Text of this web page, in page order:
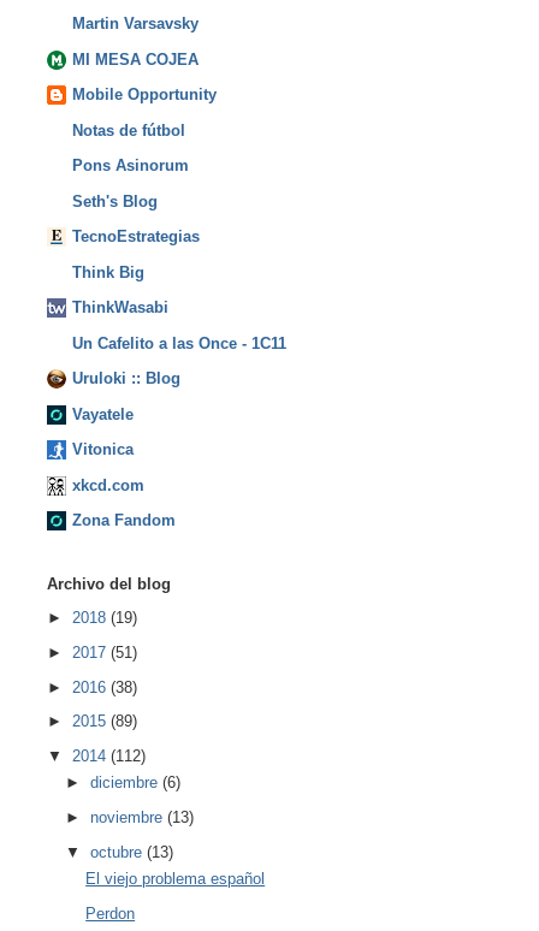
Martin Varsavsky
MI MESA COJEA
Mobile Opportunity
Notas de fútbol
Pons Asinorum
Seth's Blog
TecnoEstrategias
Think Big
ThinkWasabi
Un Cafelito a las Once - 1C11
Uruloki :: Blog
Vayatele
Vitonica
xkcd.com
Zona Fandom
Archivo del blog
► 2018 (19)
► 2017 (51)
► 2016 (38)
► 2015 (89)
▼ 2014 (112)
►diciembre(6)
►noviembre(13)
▼octubre(13)
El viejo problema español
Perdon